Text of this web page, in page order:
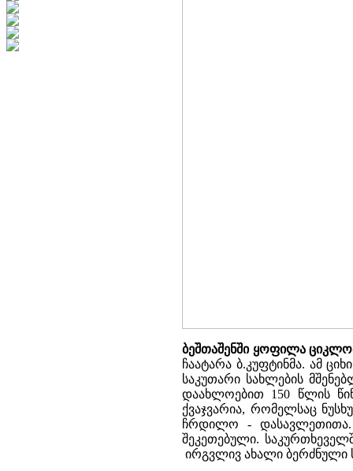
ბეშთაშენში ყოფილა
ჩაატარა ბ.კუფტინმა. ამ
საკუთარი სახლების
დაახლოებით 150 წლის
ქვაჯვარია, რომელსაც
ჩრდილო - დასავლეთითა.
შეკეთებული.
ირგვლივ ახალი ბერძნული